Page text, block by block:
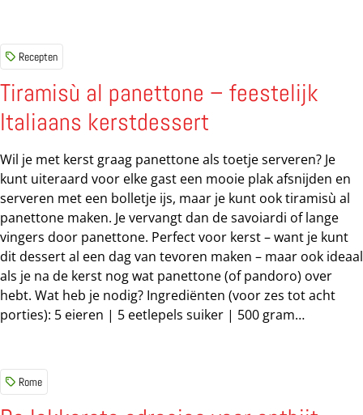
Veganissima. 75 recepten uit Noord-, Midden- en Zuid-Italië
Veganissima bevat vijfenzeventig recepten uit Noord-,
Midden- en Zuid-Italië, met voor elk gebied vijfentwintig
gerechten. Luna: ‘Ik laat je verschillende gerechten
ontdekken uit het noorden, midden en zuiden van Italië. De
verbonden en wat betreft ingrediënten en...
Recepten
Tiramisù al panettone – feestelijk
Italiaans kerstdessert
Wil je met kerst graag panettone als toetje serveren? Je
kunt uiteraard voor elke gast een mooie plak afsnijden en
serveren met een bolletje ijs, maar je kunt ook tiramisù al
panettone maken. Je vervangt dan de savoiardi of lange
vingers door panettone. Perfect voor kerst – want je kunt
dit dessert al een dag van tevoren maken – maar ook ideaal
als je na de kerst nog wat panettone (of pandoro) over
hebt. Wat heb je nodig? Ingrediënten (voor zes tot acht
porties): 5 eieren | 5 eetlepels suiker | 500 gram
half kopje Marsala (desgewenst ook weg te laten) |
cacaopoeder Hoe maak je de tiramisù met panettone?
Rome